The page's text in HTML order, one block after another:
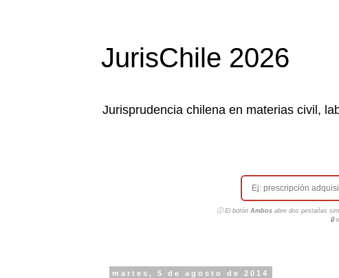
JurisChile 2026
Jurisprudencia chilena en materias civil,
ⓘ El botón Ambosabre dos pestañas
🔒
martes, 5 de agosto de 2014